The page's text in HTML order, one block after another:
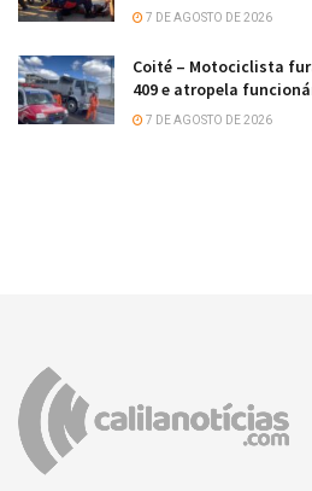
7 DE AGOSTO DE 2026
Coité – Motociclista
409 e atropela
7 DE AGOSTO DE 2026